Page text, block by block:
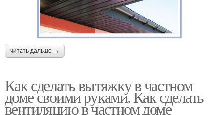
читать дальше →
Как сделать вытяжку в частном
доме своими руками. Как сделать
вентиляцию в частном доме